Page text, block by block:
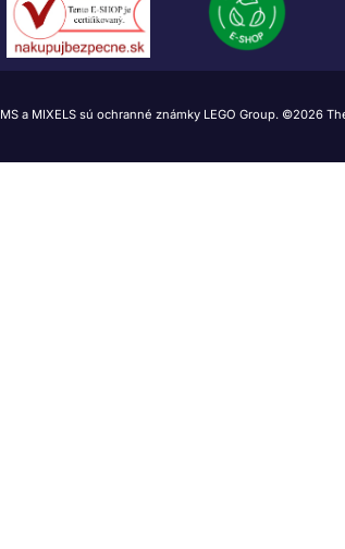
a MIXELS sú ochranné známky LEGO Group. ©2026